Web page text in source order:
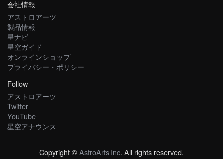
会社情報
アストロアーツ
製品情報
星ナビ
星空ガイド
オンラインショップ
プライバシー・ポリシー
Follow
アストロアーツ
Twitter
YouTube
星空アナウンス
Copyright ©AstroArts Inc. All rights reserved.